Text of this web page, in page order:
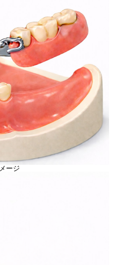
ージ